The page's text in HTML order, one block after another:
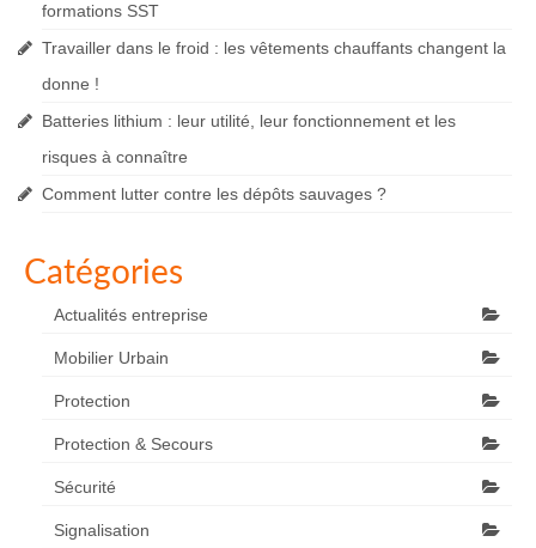
formations SST
Travailler dans le froid : les vêtements chauffants changent la
donne !
Batteries lithium : leur utilité, leur fonctionnement et les
risques à connaître
Comment lutter contre les dépôts sauvages ?
Catégories
Actualités entreprise
Mobilier Urbain
Protection
Protection & Secours
Sécurité
Signalisation